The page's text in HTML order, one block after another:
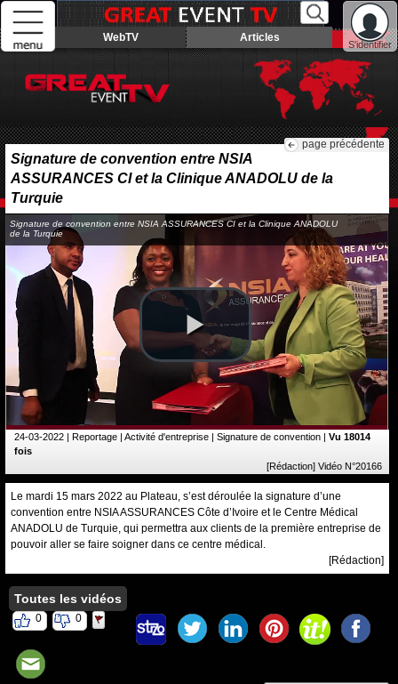
S'identifier
WebTV Articles
page précédente
Signature de convention entre NSIA
ASSURANCES CI et la Clinique ANADOLU de la
Turquie
Signature de convention entre NSIA ASSURANCES CI et la Clinique ANADOLU
de la Turquie
24-03-2022 | Reportage | Activité d'entreprise | Signature de convention | Vu 18014
fois
[Rédaction] Vidéo N°20166
Le mardi 15 mars 2022 au Plateau, s’est déroulée la signature d’une
convention entre NSIA ASSURANCES Côte d’Ivoire et le Centre Médical
ANADOLU de Turquie, qui permettra aux clients de la première entreprise de
pouvoir aller se faire soigner dans ce centre médical.
[Rédaction]
Toutes les vidéos
0 0